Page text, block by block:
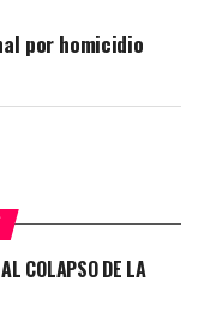
por homicidio
COLAPSO DE LA